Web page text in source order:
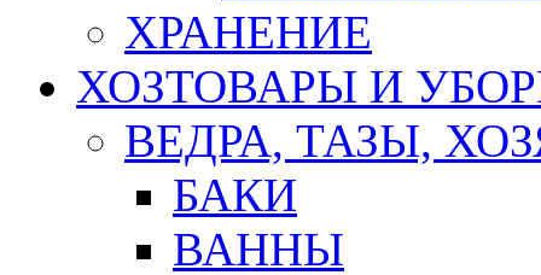
ХРАНЕНИЕ
ХОЗТОВАРЫ И
ВЕДРА, ТАЗЫ,
БАКИ
ВАННЫ